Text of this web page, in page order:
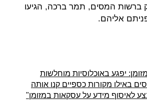
ברשות המסים, תמר ברכה, הגיעו
אליהם.
יפגע באוכלוסיות מוחלשות
באילו מקורות כספיים קנו אותה
לאיסוף מידע על עסקאות במזומן"